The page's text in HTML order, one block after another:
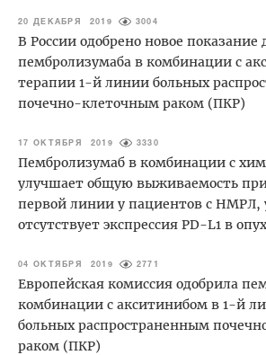
20 ДЕКАБРЯ 2019 3004
В России одобрено новое показание
пембролизумаба в комбинации с
терапии 1-й линии больных
почечно-клеточным раком (ПКР)
17 ОКТЯБРЯ 2019 3330
Пембролизумаб в комбинации с
улучшает общую выживаемость
первой линии у пациентов с НМРЛ,
отсутствует экспрессия PD-L1 в
04 ОКТЯБРЯ 2019 2771
Европейская комиссия одобрила
комбинации с акситинибом в 1-й
больных распространенным
раком (ПКР)